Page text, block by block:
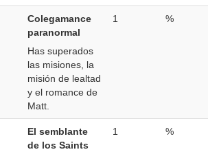
Colegamance
paranormal
Has superados
las misiones, la
misión de lealtad
y el romance de
Matt.
1 %
El semblante
de los Saints
1 %